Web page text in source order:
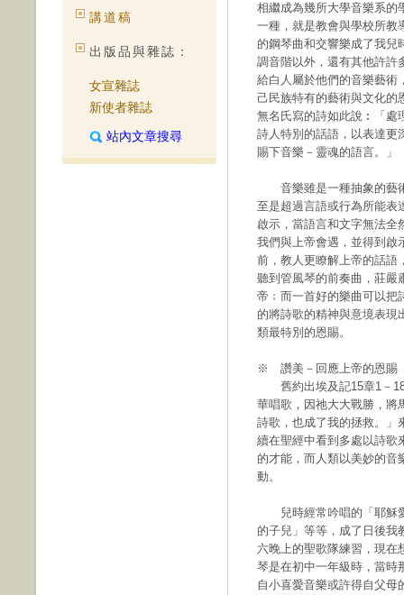
講道稿
出版品與雜誌：
女宣雜誌
新使者雜誌
站內文章搜尋
相繼成為幾所大學音樂系的
一種，就是教會與學校所教
的鋼琴曲和交響樂成了我兒
調音階以外，還有其他許許
給白人屬於他們的音樂藝術
己民族特有的藝術與文化的
無名氏寫的詩如此說︰「處
詩人特別的話語，以表達更
賜下音樂－靈魂的語言。」
音樂雖是一種抽象的藝術
至是超過言語或行為所能表
啟示，當語言和文字無法全
我們與上帝會遇，並得到啟
前，教人更瞭解上帝的話語
聽到管風琴的前奏曲，莊嚴
帝﹔而一首好的樂曲可以把
的將詩歌的精神與意境表現
類最特別的恩賜。
※ 讚美－回應上帝的恩賜
舊約出埃及記15章1－18
華唱歌，因祂大大戰勝，將
詩歌，也成了我的拯救。」
續在聖經中看到多處以詩歌
的才能，而人類以美妙的音
動。
兒時經常吟唱的「耶穌愛
的子兒」等等，成了日後我
六晚上的聖歌隊練習，現在
琴是在初中一年級時，當時
自小喜愛音樂或許得自父母